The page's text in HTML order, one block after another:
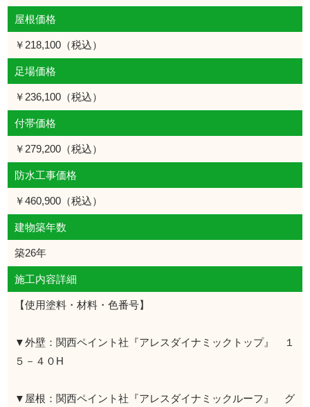
屋根価格
￥218,100（税込）
足場価格
￥236,100（税込）
付帯価格
￥279,200（税込）
防水工事価格
￥460,900（税込）
建物築年数
築26年
施工内容詳細
【使用塗料・材料・色番号】
▼外壁：関西ペイント社『アレスダイナミックトップ』 １
５－４０H
▼屋根：関西ペイント社『アレスダイナミックルーフ』 グ